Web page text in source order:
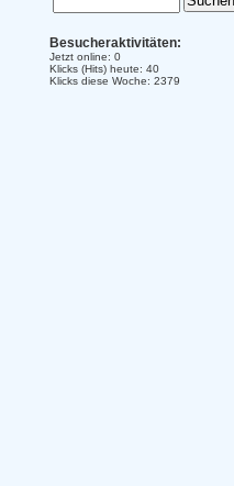
Besucheraktivitäten:
Jetzt online: 0
Klicks (Hits) heute: 40
Klicks diese Woche: 2379